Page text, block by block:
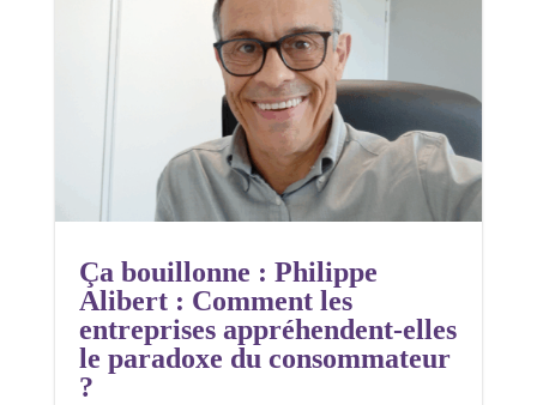
Ça bouillonne : Philippe
Alibert : Comment les
entreprises appréhendent-elles
le paradoxe du consommateur
?